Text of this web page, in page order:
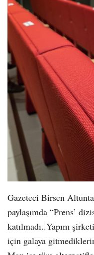
Gazeteci Birsen
paylaşımda “Prens’
katılmadı..Yapım
için galaya